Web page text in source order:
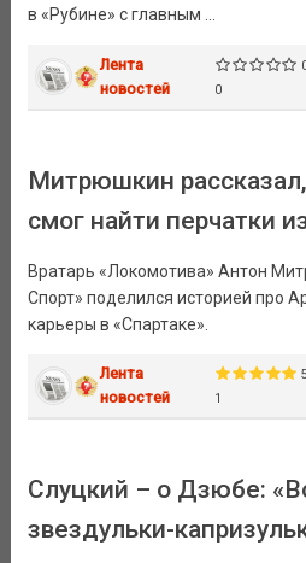
в «Рубине» с главным ...
Лента
новостей
0
Митрюшкин
смог найти перчатки
Вратарь «Локомотива» Антон
Спорт» поделился историей про
карьеры в «Спартаке».
Лента
новостей
1
Слуцкий – о Дзюбе:
звездульки-